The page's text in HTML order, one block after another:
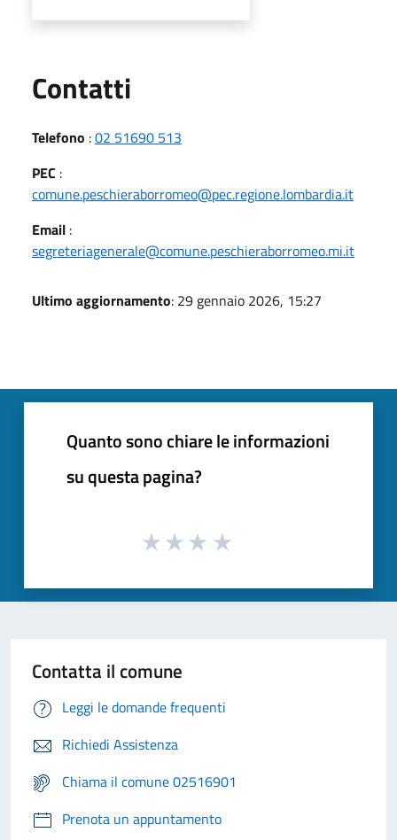
Contatti
Telefono :02 51690 513
PEC :
comune.peschieraborromeo@pec.regione.lombardia.it
Email :
segreteriagenerale@comune.peschieraborromeo.mi.it
Ultimo aggiornamento: 29 gennaio 2026, 15:27
Quanto sono chiare le informazioni
su questa pagina?
Contatta il comune
Leggi le domande frequenti
Richiedi Assistenza
Chiama il comune 02516901
Prenota un appuntamento